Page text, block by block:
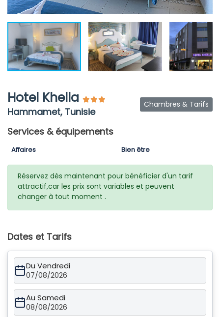
Hotel Khella
Hammamet, Tunisie
Chambres & Tarifs
Services & équipements
Affaires Bien être
Réservez dès maintenant pour bénéficier d'un tarif
attractif,car les prix sont variables et peuvent
changer à tout moment .
Dates et Tarifs
Du Vendredi
07/08/2026
Au Samedi
08/08/2026